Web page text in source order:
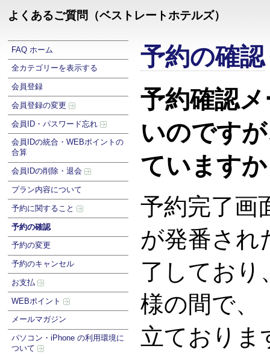
よくあるご質問（ベストレートホテルズ）
FAQ ホーム
全カテゴリーを表示する
会員登録
会員登録の変更
会員ID・パスワード忘れ
会員IDの統合・WEBポイントの
合算
会員IDの削除・退会
プラン内容について
予約に関すること
予約の確認
予約の変更
予約のキャンセル
お支払
WEBポイント
メールマガジン
パソコン・iPhone の利用環境に
ついて
予約の確認
予約確認
いのです
ています
予約完了画
が発番され
了しており
様の間で、
立ておりま